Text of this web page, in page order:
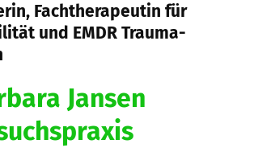
Fachtherapeutin für
und EMDR Trauma-
Jansen